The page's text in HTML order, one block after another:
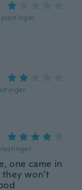
one came in
won’t